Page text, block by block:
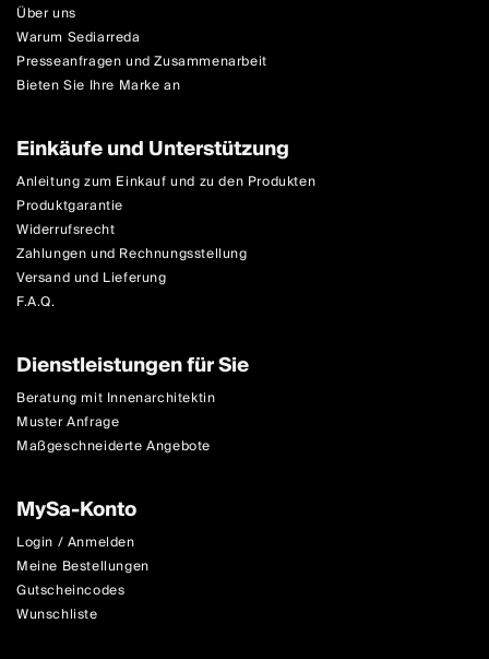
Über uns
Warum Sediarreda
Presseanfragen und Zusammenarbeit
Bieten Sie Ihre Marke an
Einkäufe und Unterstützung
Anleitung zum Einkauf und zu den Produkten
Produktgarantie
Widerrufsrecht
Zahlungen und Rechnungsstellung
Versand und Lieferung
F.A.Q.
Dienstleistungen für Sie
Beratung mit Innenarchitektin
Muster Anfrage
Maßgeschneiderte Angebote
MySa-Konto
Login / Anmelden
Meine Bestellungen
Gutscheincodes
Wunschliste